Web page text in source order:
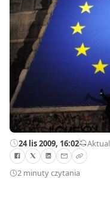
24 lis 2009, 16:02—
2 minuty czytania